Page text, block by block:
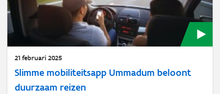
21 februari 2025
Slimme mobiliteitsapp Ummadum beloont
duurzaam reizen